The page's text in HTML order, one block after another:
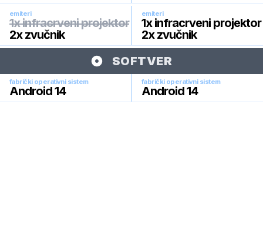
emiteri
1x infracrveni projektor
2x zvučnik
emiteri
1x infracrveni projektor
2x zvučnik
SOFTVER
fabrički operativni sistem
Android 14
fabrički operativni sistem
Android 14